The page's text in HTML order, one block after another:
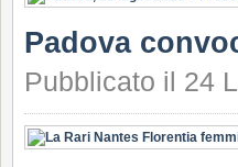
Padova
Pubblicato il 24